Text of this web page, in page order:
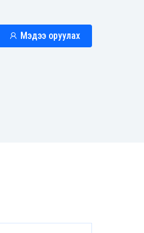
Мэдээ оруулах